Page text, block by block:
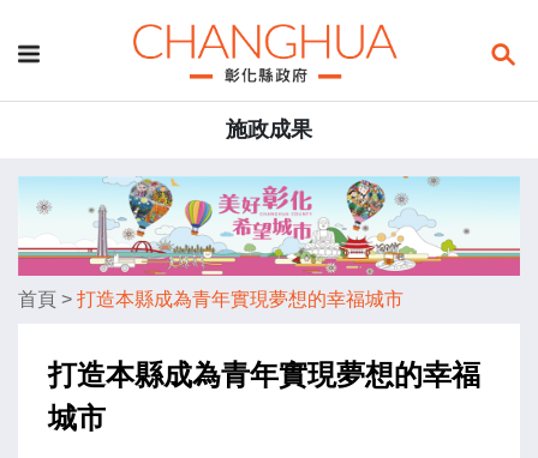
施政成果
首頁 > 打造本縣成為青年實現夢想的幸福城市
打造本縣成為青年實現夢想的幸福
城市